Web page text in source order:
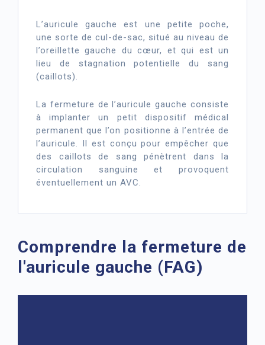
L’auricule gauche est une petite poche,
une sorte de cul-de-sac, situé au niveau de
l’oreillette gauche du cœur, et qui est un
lieu de stagnation potentielle du sang
(caillots).
La fermeture de l’auricule gauche consiste
à implanter un petit dispositif médical
permanent que l’on positionne à l’entrée de
l’auricule. Il est conçu pour empêcher que
des caillots de sang pénètrent dans la
circulation sanguine et provoquent
éventuellement un AVC.
Comprendre la fermeture de
l'auricule gauche (FAG)